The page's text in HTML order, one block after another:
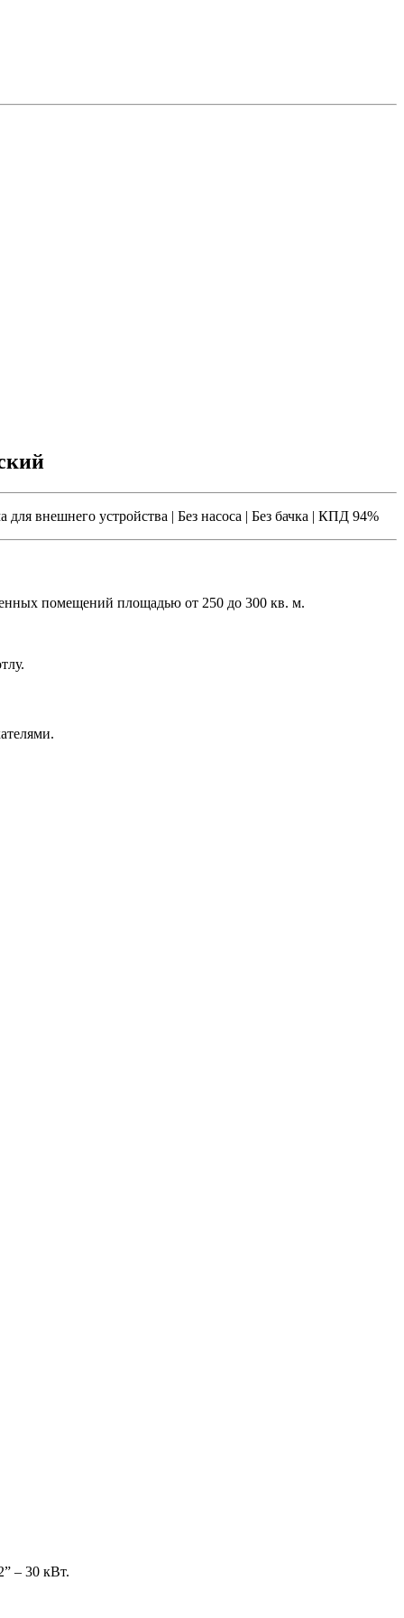
внешнего устройства | Без насоса | Без бачка | КПД 94%
помещений площадью от 250 до 300 кв. м.
– 30 кВт.